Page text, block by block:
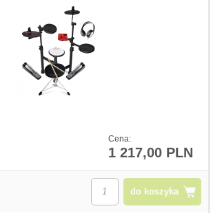
Cena:
1 217,00 PLN
do koszyka